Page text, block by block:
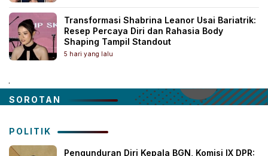
Transformasi Shabrina Leanor Usai Bariatrik:
Resep Percaya Diri dan Rahasia Body
Shaping Tampil Standout
5 hari yang lalu
.
SOROTAN
POLITIK
Pengunduran Diri Kepala BGN, Komisi IX DPR: